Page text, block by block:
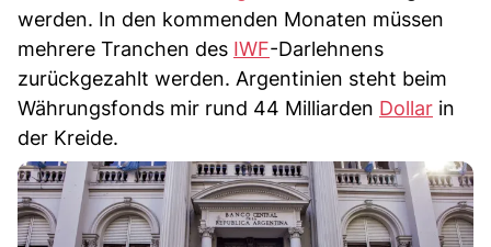
werden. In den kommenden Monaten müssen
mehrere Tranchen des IWF-Darlehnens
zurückgezahlt werden. Argentinien steht beim
Währungsfonds mir rund 44 Milliarden Dollar in
der Kreide.